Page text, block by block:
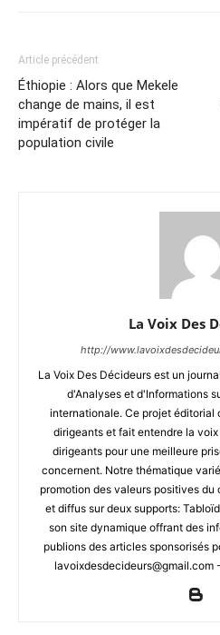
Article précédent
Éthiopie : Alors que Mekele
change de mains, il est
impératif de protéger la
population civile
La Voix Des
http://
La Voix Des Décideurs est un
d'Analyses et d'Informations
internationale. Ce projet éditorial
dirigeants et fait entendre la
dirigeants pour une meilleure
concernent. Notre thématique
promotion des valeurs positives
et diffus sur deux supports:
son site dynamique offrant des
publions des articles sponsorisés